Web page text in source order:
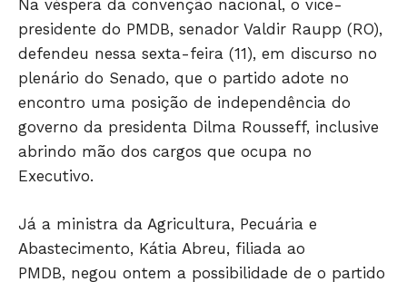
Na véspera da convenção nacional, o vice-
presidente do PMDB, senador Valdir Raupp (RO),
defendeu nessa sexta-feira (11), em discurso no
plenário do Senado, que o partido adote no
encontro uma posição de independência do
governo da presidenta Dilma Rousseff, inclusive
abrindo mão dos cargos que ocupa no
Executivo.
Já a ministra da Agricultura, Pecuária e
Abastecimento, Kátia Abreu, filiada ao
PMDB, negou ontem a possibilidade de o partido